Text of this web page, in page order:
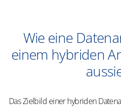
Wie eine
einem hybriden
Das Zielbild einer hybriden